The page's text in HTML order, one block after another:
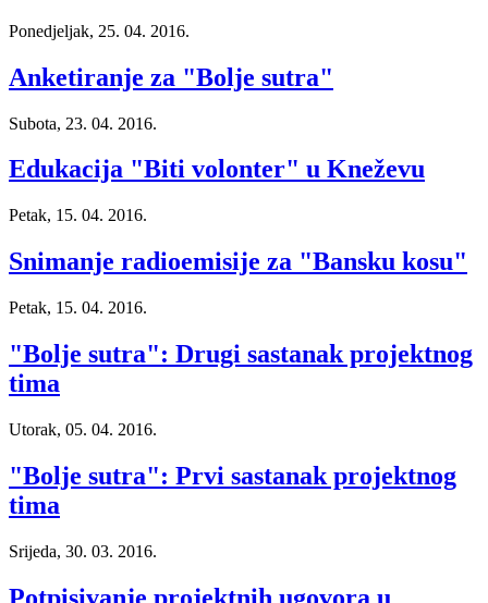
Ponedjeljak, 25. 04. 2016.
Anketiranje za "Bolje sutra"
Subota, 23. 04. 2016.
Edukacija "Biti volonter" u Kneževu
Petak, 15. 04. 2016.
Snimanje radioemisije za "Bansku kosu"
Petak, 15. 04. 2016.
"Bolje sutra": Drugi sastanak projektnog
tima
Utorak, 05. 04. 2016.
"Bolje sutra": Prvi sastanak projektnog
tima
Srijeda, 30. 03. 2016.
Potpisivanje projektnih ugovora u